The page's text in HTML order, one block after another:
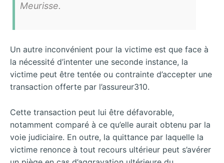
Meurisse.
Un autre inconvénient pour la victime est que face à
la nécessité d’intenter une seconde instance, la
victime peut être tentée ou contrainte d’accepter une
transaction offerte par l’assureur310.
Cette transaction peut lui être défavorable,
notamment comparé à ce qu’elle aurait obtenu par la
voie judiciaire. En outre, la quittance par laquelle la
victime renonce à tout recours ultérieur peut s’avérer